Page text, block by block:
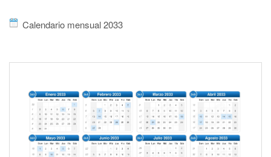
Calendario mensual 2033